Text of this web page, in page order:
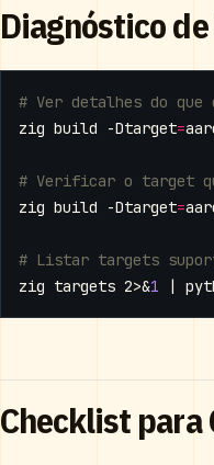
Diagnóstico
# Ver detalhes do que
zig build -Dtarget=
# Verificar o target
zig build -Dtarget=
# Listar targets
zig targets 2>&1 |
Checklist para